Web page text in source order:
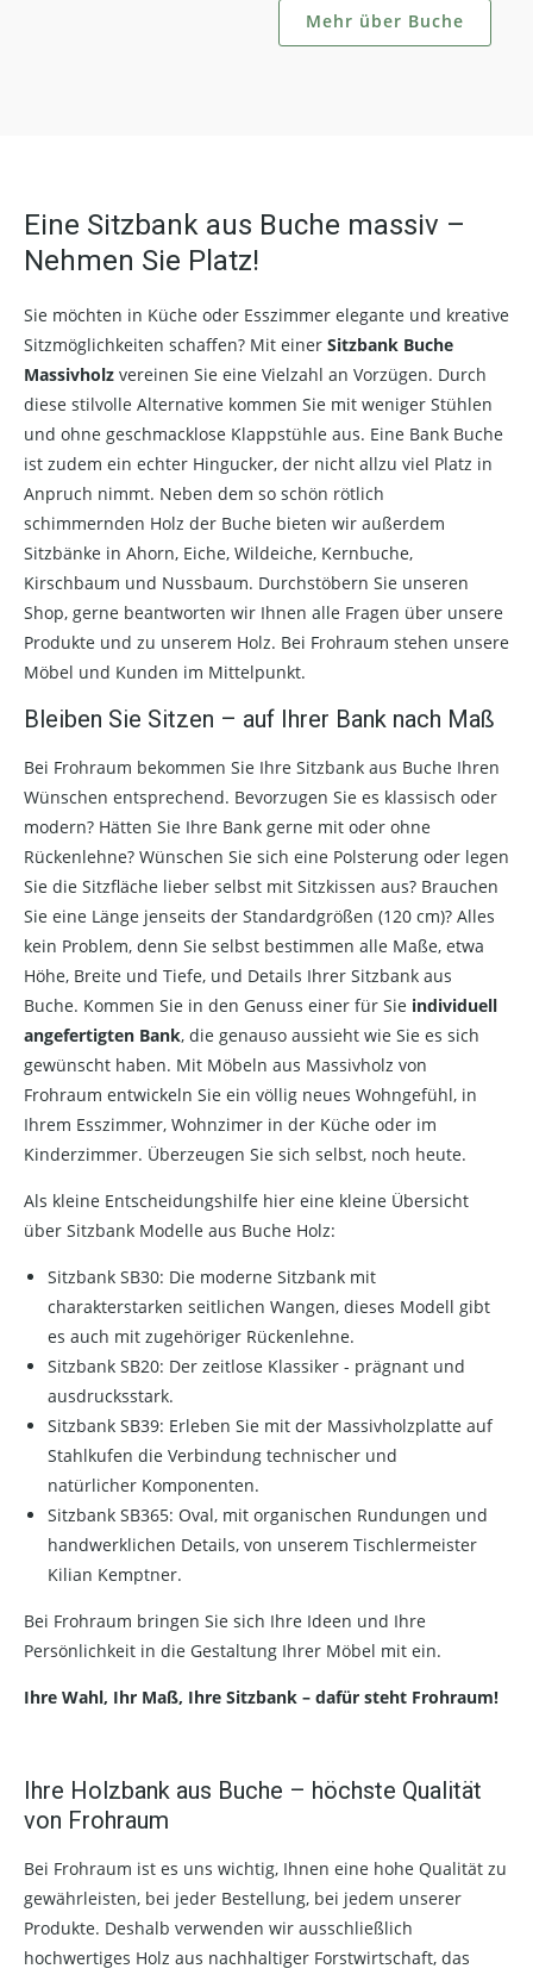
Mehr über Buche
Eine Sitzbank aus Buche massiv –
Nehmen Sie Platz!
Sie möchten in Küche oder Esszimmer elegante und kreative
Sitzmöglichkeiten schaffen? Mit einer Sitzbank Buche
Massivholz vereinen Sie eine Vielzahl an Vorzügen. Durch
diese stilvolle Alternative kommen Sie mit weniger Stühlen
und ohne geschmacklose Klappstühle aus. Eine Bank Buche
ist zudem ein echter Hingucker, der nicht allzu viel Platz in
Anpruch nimmt. Neben dem so schön rötlich
schimmernden Holz der Buche bieten wir außerdem
Sitzbänke in Ahorn, Eiche, Wildeiche, Kernbuche,
Kirschbaum und Nussbaum. Durchstöbern Sie unseren
Shop, gerne beantworten wir Ihnen alle Fragen über unsere
Produkte und zu unserem Holz. Bei Frohraum stehen unsere
Möbel und Kunden im Mittelpunkt.
Bleiben Sie Sitzen – auf Ihrer Bank nach Maß
Bei Frohraum bekommen Sie Ihre Sitzbank aus Buche Ihren
Wünschen entsprechend. Bevorzugen Sie es klassisch oder
modern? Hätten Sie Ihre Bank gerne mit oder ohne
Rückenlehne? Wünschen Sie sich eine Polsterung oder legen
Sie die Sitzfläche lieber selbst mit Sitzkissen aus? Brauchen
Sie eine Länge jenseits der Standardgrößen (120 cm)? Alles
kein Problem, denn Sie selbst bestimmen alle Maße, etwa
Höhe, Breite und Tiefe, und Details Ihrer Sitzbank aus
Buche. Kommen Sie in den Genuss einer für Sie individuell
angefertigten Bank, die genauso aussieht wie Sie es sich
gewünscht haben. Mit Möbeln aus Massivholz von
Frohraum entwickeln Sie ein völlig neues Wohngefühl, in
Ihrem Esszimmer, Wohnzimer in der Küche oder im
Kinderzimmer. Überzeugen Sie sich selbst, noch heute.
Als kleine Entscheidungshilfe hier eine kleine Übersicht
über Sitzbank Modelle aus Buche Holz:
Sitzbank SB30: Die moderne Sitzbank mit
charakterstarken seitlichen Wangen, dieses Modell gibt
es auch mit zugehöriger Rückenlehne.
Sitzbank SB20: Der zeitlose Klassiker - prägnant und
ausdrucksstark.
Sitzbank SB39: Erleben Sie mit der Massivholzplatte auf
Stahlkufen die Verbindung technischer und
natürlicher Komponenten.
Sitzbank SB365: Oval, mit organischen Rundungen und
handwerklichen Details, von unserem Tischlermeister
Kilian Kemptner.
Bei Frohraum bringen Sie sich Ihre Ideen und Ihre
Persönlichkeit in die Gestaltung Ihrer Möbel mit ein.
Ihre Wahl, Ihr Maß, Ihre Sitzbank – dafür steht Frohraum!
Ihre Holzbank aus Buche – höchste Qualität
von Frohraum
Bei Frohraum ist es uns wichtig, Ihnen eine hohe Qualität zu
gewährleisten, bei jeder Bestellung, bei jedem unserer
Produkte. Deshalb verwenden wir ausschließlich
hochwertiges Holz aus nachhaltiger Forstwirtschaft, das